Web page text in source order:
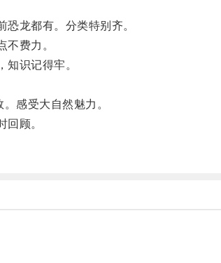
龙都有。分类特别齐。
费力。
识记得牢。
感受大自然魅力。
顾。